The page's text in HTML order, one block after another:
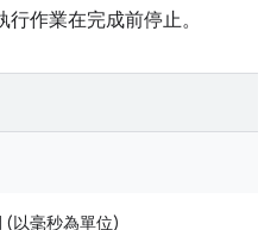
作業在完成前停止。
(以毫秒為單位)